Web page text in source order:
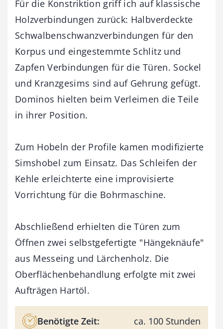
Für die Konstriktion griff ich auf klassische
Holzverbindungen zurück: Halbverdeckte
Schwalbenschwanzverbindungen für den
Korpus und eingestemmte Schlitz und
Zapfen Verbindungen für die Türen. Sockel
und Kranzgesims sind auf Gehrung gefügt.
Dominos hielten beim Verleimen die Teile
in ihrer Position.
Zum Hobeln der Profile kamen modifizierte
Simshobel zum Einsatz. Das Schleifen der
Kehle erleichterte eine improvisierte
Vorrichtung für die Bohrmaschine.
Abschließend erhielten die Türen zum
Öffnen zwei selbstgefertigte "Hängeknäufe"
aus Messeing und Lärchenholz. Die
Oberflächenbehandlung erfolgte mit zwei
Aufträgen Hartöl.
Benötigte Zeit: ca. 100 Stunden